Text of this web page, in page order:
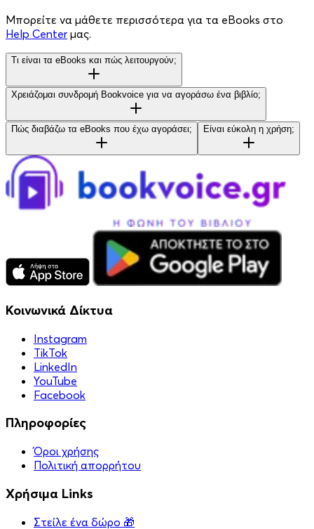
Μπορείτε να μάθετε περισσότερα για τα eBooks στο
Help Center μας.
Τι είναι τα eBooks και πώς λειτουργούν;
Χρειάζομαι συνδρομή Bookvoice για να αγοράσω ένα βιβλίο;
Πώς διαβάζω τα eBooks που έχω αγοράσει; Είναι εύκολη η χρήση;
Κοινωνικά Δίκτυα
Instagram
TikTok
LinkedIn
YouTube
Facebook
Πληροφορίες
Όροι χρήσης
Πολιτική απορρήτου
Χρήσιμα Links
Στείλε ένα δώρο 🎁